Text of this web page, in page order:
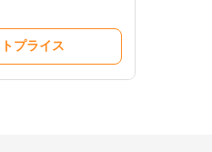
プライス